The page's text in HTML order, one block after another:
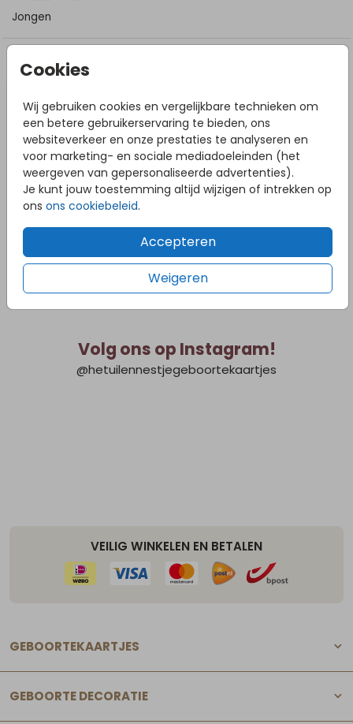
Cookies
Wij gebruiken cookies en vergelijkbare technieken om
een betere gebruikerservaring te bieden, ons
websiteverkeer en onze prestaties te analyseren en
voor marketing- en sociale mediadoeleinden (het
weergeven van gepersonaliseerde advertenties).
Je kunt jouw toestemming altijd wijzigen of intrekken op
ons ons cookiebeleid.
Accepteren
Weigeren
Jongen
DIT VIND JE MISSCHIEN OOK LEUK
Volg ons op Instagram!
@hetuilennestjegeboortekaartjes
VEILIG WINKELEN EN BETALEN
GEBOORTEKAARTJES
GEBOORTE DECORATIE